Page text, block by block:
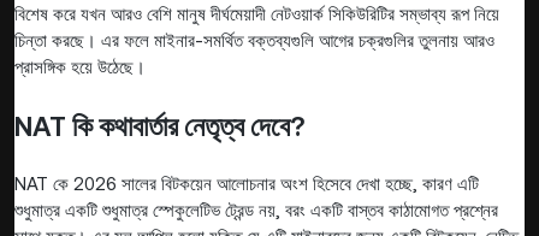
বিশেষ করে যখন আরও বেশি মানুষ দীর্ঘমেয়াদী নেটওয়ার্ক সিকিউরিটির সম্ভাব্য রূপ নিয়ে
চিন্তা করছে। এর ফলে মাইনার-সমর্থিত বক্তব্যগুলি আগের চক্রগুলির তুলনায় আরও
প্রাসঙ্গিক হয়ে উঠেছে।
NAT কি কথাবার্তার নেতৃত্ব দেবে?
NAT কে 2026 সালের বিটকয়েন আলোচনার অংশ হিসেবে দেখা হচ্ছে, কারণ এটি
শুধুমাত্র একটি শুধুমাত্র স্পেকুলেটিভ ট্রেন্ড নয়, বরং একটি বাস্তব কাঠামোগত প্রশ্নের